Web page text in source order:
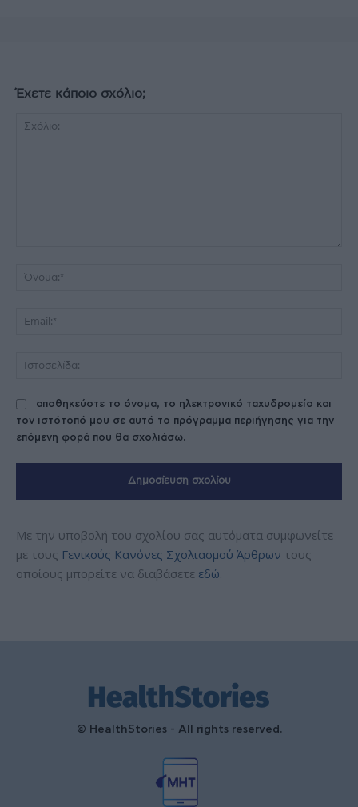
Έχετε κάποιο σχόλιο;
αποθηκεύστε το όνομα, το ηλεκτρονικό ταχυδρομείο και
τον ιστότοπό μου σε αυτό το πρόγραμμα περιήγησης για την
επόμενη φορά που θα σχολιάσω.
Με την υποβολή του σχολίου σας αυτόματα συμφωνείτε
με τους Γενικούς Κανόνες Σχολιασμού Άρθρων τους
οποίους μπορείτε να διαβάσετε εδώ.
© HealthStories - All rights reserved.